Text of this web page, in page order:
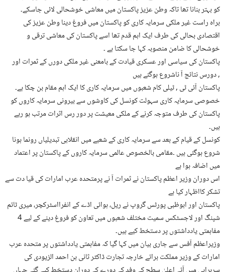
کو بہتر بنانا تھا تاکہ وطن عزیز پاکستان میں معاشی خوشحالی لائی جاسکے۔
براہ راست غیر ملکی سرمایہ کاری کو پاکستان میں فروغ دینا وطن عزیز کی
اقتصادی بحالی کی طرف ایک اہم قدم تھا اسے پاکستان کی معاشی ترقی و
خوشحالی کا ضامن منصوبہ کہا جا سکتا ہے ۔
پاکستان کی سیاسی اور عسکری قیادت کے بامعنی غیر ملکی دورں کے ثمرات اور
دورس نتائج آ ناشروع ہوگئے ہیں ,
پاکستان آئی ٹی , ٹیلی کام شعبوں میں سرمایہ کاری کا ایک اہم مقام بن چکا ہے۔
خصوصی سرمایہ کاری سہولت کونسل کی کاوشوں سے بیرونی سرمایہ کاروں کو
پاکستان کی طرف متوجہ کرنے کے ملکی معیشت پر دور رس اثرات مرتب ہو رہے
ہیں۔
کونسل کے قیام کے بعد سے سرمایہ کاری کے شعبے میں انقلابی تبدیلیاں رونما ہونا
شروع ہوگئی ہیں ۔مقامی بالخصوص عالمی سرمایہ کاروں کے پاکستان پر اعتماد
میں اضافہ ہوا ہے
اس دوران وزیر اعظم پاکستان نے ثمرات آ نے پرمتحدہ عرب امارات کی قیا دت سے
تشکر کااظہار کیا ہے
پاکستان اور ابوظبی پورٹس گروپ نے ریل، ہوائی اڈے کے انفرااسٹرکچر، میری ٹائم
شپنگ اور لاجسٹکس سمیت مختلف شعبوں میں تعاون کو فروغ دینے کے لیے 4
مفاہمتی یادداشتوں پر دستخط کیے ہیں۔
وزیراعظم آفس سے جاری بیان میں کہا گیا کہ مفاہمتی یادداشتوں پر متحدہ عرب
امارات کے وزیر مملکت برائے خارجہ تجارت ڈاکٹر ثانی بن احمد الزیودی کی